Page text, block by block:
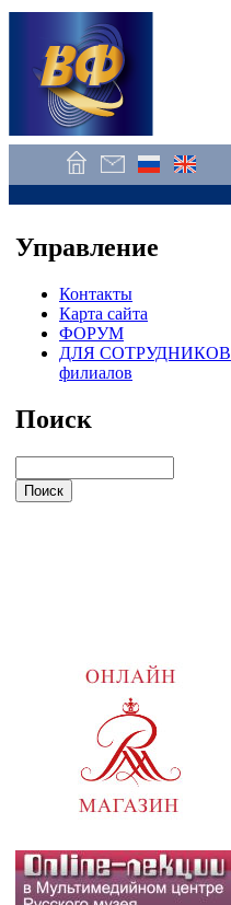
Управление
Контакты
Карта сайта
ФОРУМ
ДЛЯ СОТРУДНИКОВ
филиалов
Поиск